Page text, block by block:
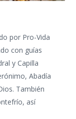
por Pro-Vida
con guías
y Capilla
Abadía
También
así